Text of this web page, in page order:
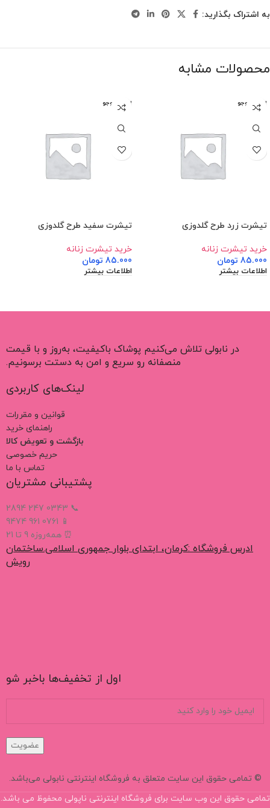
به اشتراک بگذارید:
محصولات مشابه
اتمام موجو
دی
تیشرت زرد طرح گلدوزی
خرید تیشرت زنانه
85.000 تومان
اطلاعات بیشتر
اتمام موجو
دی
تیشرت سفید طرح گلدوزی
خرید تیشرت زنانه
85.000 تومان
اطلاعات بیشتر
در نابولی تلاش می‌کنیم پوشاک باکیفیت، به‌روز و با قیمت
منصفانه رو سریع و امن به دستت برسونیم.
لینک‌های کاربردی
قوانین و مقررات
راهنمای خرید
بازگشت و تعویض کالا
حریم خصوصی
تماس با ما
پشتیبانی مشتریان
📞 0343 247 2894
📱 0761 961 9474
⏰ همه‌روزه 9 تا 21
ادرس فروشگاه :کرمان، ابتدای بلوار جمهوری اسلامی.ساختمان
رویش
اول از تخفیف‌ها باخبر شو
عضویت
© تمامی حقوق این سایت متعلق به فروشگاه اینترنتی نابولی می‌باشد.
تمامی حقوق این وب سایت برای فروشگاه اینترنتی ناپولی محفوظ می باشد.